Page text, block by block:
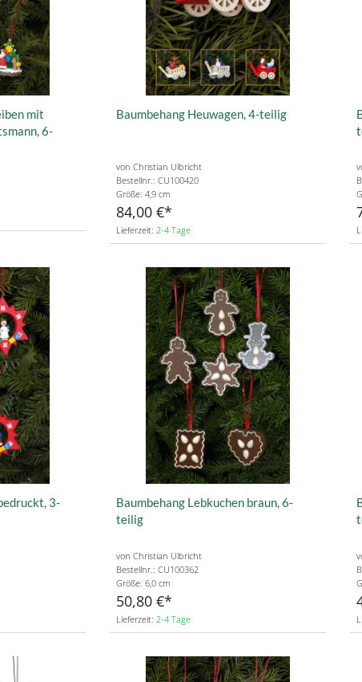
mit
6-
Baumbehang Heuwagen, 4-teilig
von Christian Ulbricht
Bestellnr.: CU100420
Größe: 4,9 cm
84,00 €
Lieferzeit: 2-4 Tage
3-
Baumbehang Lebkuchen braun, 6-
teilig
von Christian Ulbricht
Bestellnr.: CU100362
Größe: 6,0 cm
50,80 €
Lieferzeit: 2-4 Tage